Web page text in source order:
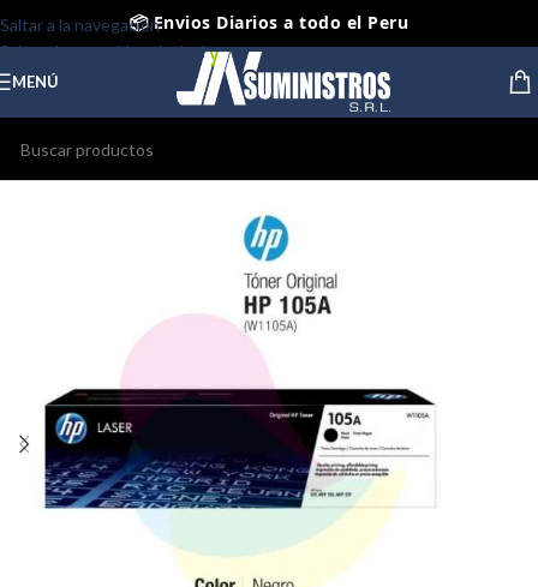
Saltar a la navegación
Saltar al contenido principal
📦 Envios Diarios a todo el Peru
🤝 Pago contra entrega Lima y Callao
⭐ Productos Originales y Nuevos
MENÚ